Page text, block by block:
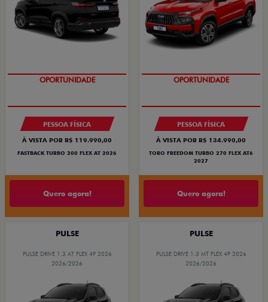
OPORTUNIDADE
PESSOA FÍSICA
À VISTA POR R$ 119.990,00
FASTBACK TURBO 200 FLEX AT 2026
Quero agora!
SUPERVALORIZAÇÃO DO USADO
PESSOA FÍSICA
À VISTA POR R$ 134.990,00
TORO FREEDOM TURBO 270 FLEX AT6
2027
Quero agora!
PULSE
PULSE DRIVE 1.3 AT FLEX 4P 2026
2026/2026
PULSE
PULSE DRIVE 1.3 MT FLEX 4P 2026
2026/2026